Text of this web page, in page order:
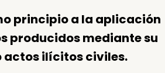
principio a la aplicación
producidos mediante su
actos ilícitos civiles.